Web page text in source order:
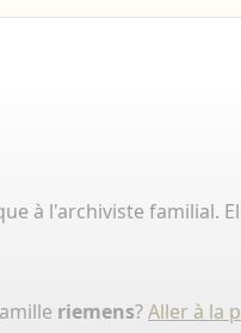
à l'archiviste familial.
riemens?Aller à la